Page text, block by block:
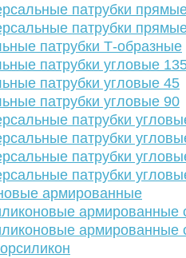
патрубки
патрубки
патрубки Т-образные
патрубки угловые
патрубки угловые 45
патрубки угловые 90
патрубки
патрубки
патрубки
патрубки
армированные
армированные
армированные